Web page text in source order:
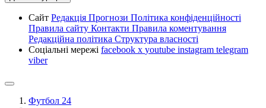
Сайт Редакція Прогнози Політика конфіденційності
Правила сайту Контакти Правила коментування
Редакційна політика Структура власності
Соціальні мережі facebook x youtube instagram telegram
viber
Футбол 24